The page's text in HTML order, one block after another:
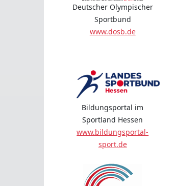
Deutscher Olympischer
Sportbund
www.dosb.de
Bildungsportal im
Sportland Hessen
www.bildungsportal-
sport.de